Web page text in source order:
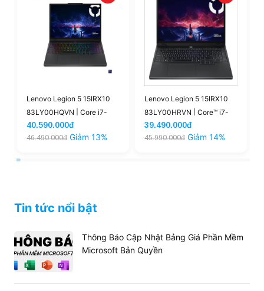
Màn hình sắc nét, chân thực
Lenovo Legion 5 15IRX10
83LY00HQVN | Core i7-
13650HX 16GB 512GB RTX
5060 15.3inch WUXGA
40.590.000đ
46.490.000đ Giảm 13%
Lenovo Legion 5 15IRX10
83LY00HRVN | Core™ i7-
13650HX 16GB 512GB
|RTX™ 5050 15.3'' WUXGA
39.490.000đ
45.990.000đ Giảm 14%
Tin tức nổi bật
Thông Báo Cập Nhật Bảng Giá Phần Mềm
Microsoft Bản Quyền